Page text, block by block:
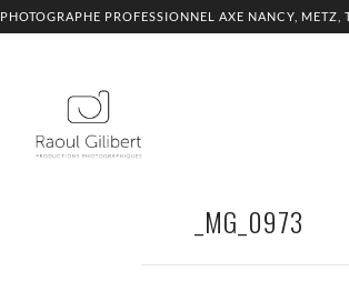
PHOTOGRAPHE PROFESSIONNEL AXE NANCY, METZ,
_MG_0973